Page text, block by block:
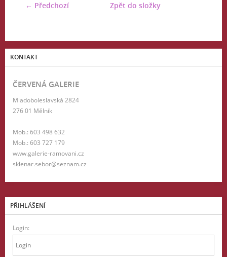
← Předchozí Zpět do složky
KONTAKT
ČERVENÁ GALERIE
Mladoboleslavská 2824
276 01 Mělník
Mob.: 603 498 632
Mob.: 603 727 179
www.galerie-ramovani.cz
sklenar.sebor@seznam.cz
PŘIHLÁŠENÍ
Login: